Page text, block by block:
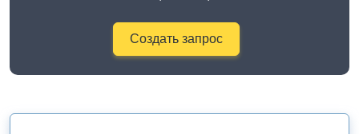
Создать запрос